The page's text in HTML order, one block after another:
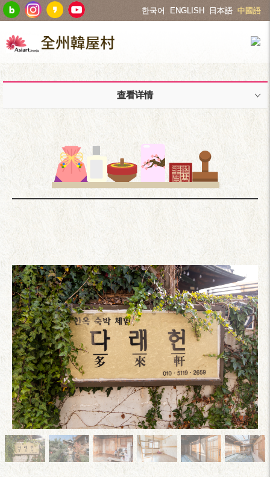
한국어 ENGLISH 日本語 中國語
查看详情